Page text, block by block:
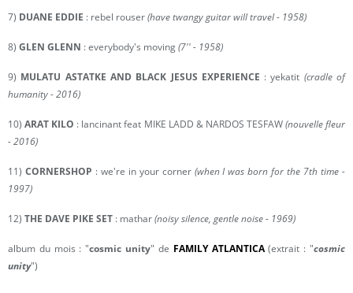
7) DUANE EDDIE : rebel rouser(have twangy guitar will travel - 1958)
8) GLEN GLENN : everybody's moving(7'' - 1958)
9) MULATU ASTATKE AND BLACK JESUS EXPERIENCE : yekatit (cradle of
humanity - 2016)
10) ARAT KILO : lancinant feat MIKE LADD & NARDOS TESFAW(nouvelle fleur
- 2016)
11) CORNERSHOP : we're in your corner(when I was born for the 7th time -
1997)
12) THE DAVE PIKE SET : mathar(noisy silence, gentle noise - 1969)
album du mois : "cosmic unity" de FAMILY ATLANTICA(extrait : "cosmic
unity")